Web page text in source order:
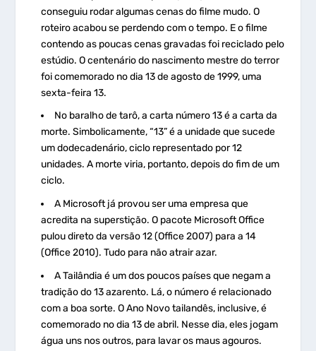
conseguiu rodar algumas cenas do filme mudo. O
roteiro acabou se perdendo com o tempo. E o filme
contendo as poucas cenas gravadas foi reciclado pelo
estúdio. O centenário do nascimento mestre do terror
foi comemorado no dia 13 de agosto de 1999, uma
sexta-feira 13.
No baralho de tarô, a carta número 13 é a carta da
morte. Simbolicamente, “13” é a unidade que sucede
um dodecadenário, ciclo representado por 12
unidades. A morte viria, portanto, depois do fim de um
ciclo.
A Microsoft já provou ser uma empresa que
acredita na superstição. O pacote Microsoft Office
pulou direto da versão 12 (Office 2007) para a 14
(Office 2010). Tudo para não atrair azar.
A Tailândia é um dos poucos países que negam a
tradição do 13 azarento. Lá, o número é relacionado
com a boa sorte. O Ano Novo tailandês, inclusive, é
comemorado no dia 13 de abril. Nesse dia, eles jogam
água uns nos outros, para lavar os maus agouros.